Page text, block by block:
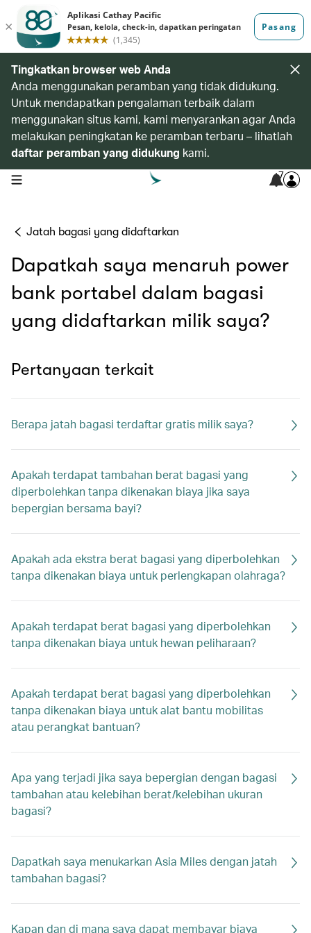
Tingkatkan browser web Anda
Anda menggunakan peramban yang tidak didukung.
Untuk mendapatkan pengalaman terbaik dalam
menggunakan situs kami, kami menyarankan agar Anda
melakukan peningkatan ke peramban terbaru – lihatlah
daftar peramban yang didukung kami.
open navigation menu 7
Jatah bagasi yang didaftarkan
Dapatkah saya menaruh power
bank portabel dalam bagasi
yang didaftarkan milik saya?
Pertanyaan terkait
Berapa jatah bagasi terdaftar gratis milik saya?
Apakah terdapat tambahan berat bagasi yang
diperbolehkan tanpa dikenakan biaya jika saya
bepergian bersama bayi?
Apakah ada ekstra berat bagasi yang diperbolehkan
tanpa dikenakan biaya untuk perlengkapan olahraga?
Apakah terdapat berat bagasi yang diperbolehkan
tanpa dikenakan biaya untuk hewan peliharaan?
Apakah terdapat berat bagasi yang diperbolehkan
tanpa dikenakan biaya untuk alat bantu mobilitas
atau perangkat bantuan?
Apa yang terjadi jika saya bepergian dengan bagasi
tambahan atau kelebihan berat/kelebihan ukuran
bagasi?
Dapatkah saya menukarkan Asia Miles dengan jatah
tambahan bagasi?
Kapan dan di mana saya dapat membayar biaya